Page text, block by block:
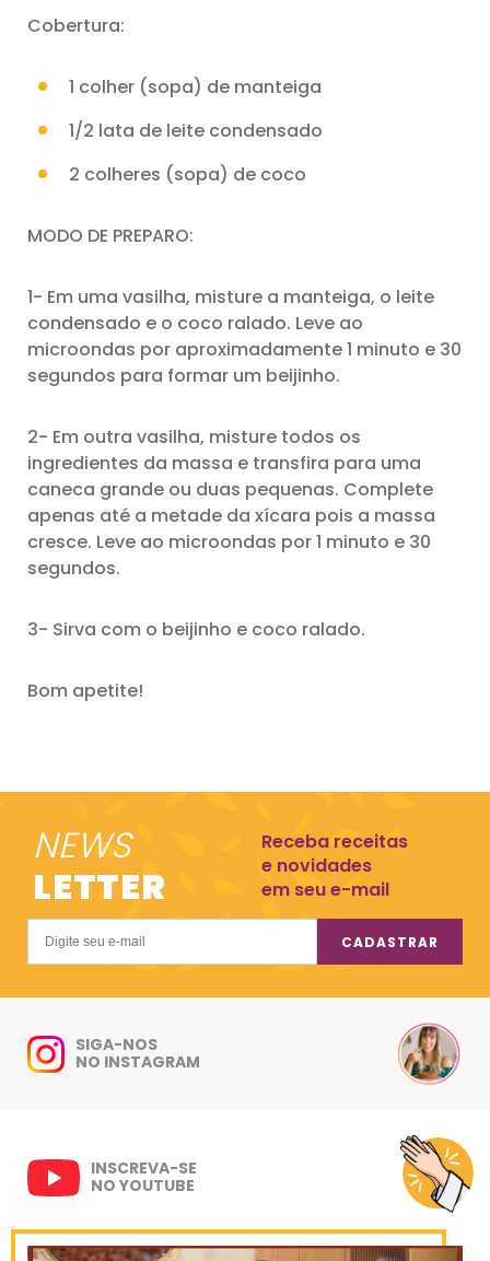
Cobertura:
1 colher (sopa) de manteiga
1/2 lata de leite condensado
2 colheres (sopa) de coco
MODO DE PREPARO:
1- Em uma vasilha, misture a manteiga, o leite
condensado e o coco ralado. Leve ao
microondas por aproximadamente 1 minuto e 30
segundos para formar um beijinho.
2- Em outra vasilha, misture todos os
ingredientes da massa e transfira para uma
caneca grande ou duas pequenas. Complete
apenas até a metade da xícara pois a massa
cresce. Leve ao microondas por 1 minuto e 30
segundos.
3- Sirva com o beijinho e coco ralado.
Bom apetite!
NEWS
LETTER
Receba receitas
e novidades
em seu e-mail
CADASTRAR
SIGA-NOS
NO INSTAGRAM
INSCREVA-SE
NO YOUTUBE